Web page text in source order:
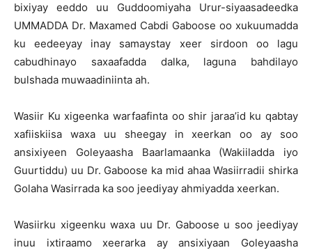
bixiyay eeddo uu Guddoomiyaha Urur-siyaasadeedka
UMMADDA Dr. Maxamed Cabdi Gaboose oo xukuumadda
ku eedeeyay inay samaystay xeer sirdoon oo lagu
cabudhinayo saxaafadda dalka, laguna bahdilayo
bulshada muwaadiniinta ah.
Wasiir Ku xigeenka warfaafinta oo shir jaraa’id ku qabtay
xafiiskiisa waxa uu sheegay in xeerkan oo ay soo
ansixiyeen Goleyaasha Baarlamaanka (Wakiiladda iyo
Guurtiddu) uu Dr. Gaboose ka mid ahaa Wasiirradii shirka
Golaha Wasirrada ka soo jeediyay ahmiyadda xeerkan.
Wasiirku xigeenku waxa uu Dr. Gaboose u soo jeediyay
inuu ixtiraamo xeerarka ay ansixiyaan Goleyaasha